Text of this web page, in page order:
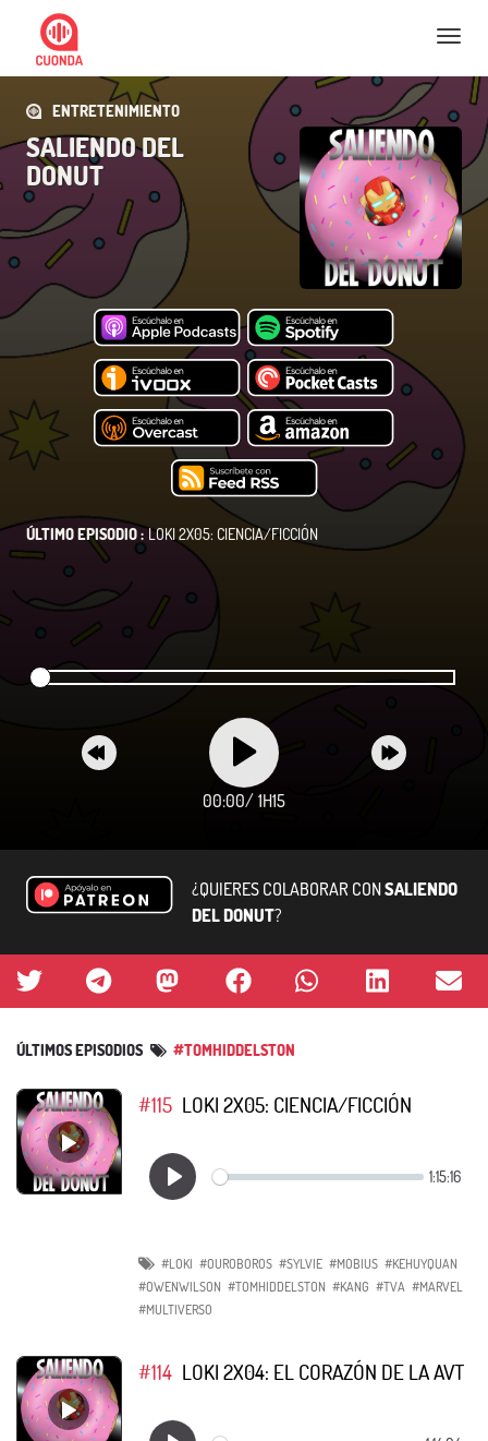
Nav
ENTRETENIMIENTO
SALIENDO DEL
DONUT
ÚLTIMO EPISODIO : LOKI 2X05: CIENCIA/FICCIÓN
00:00/ 1H15
¿QUIERES COLABORAR CONSALIENDO
DEL DONUT?
ÚLTIMOS EPISODIOS #TOMHIDDELSTON
#115 LOKI 2X05: CIENCIA/FICCIÓN
#LOKI #OUROBOROS #SYLVIE #MOBIUS #KEHUYQUAN
#OWENWILSON #TOMHIDDELSTON #KANG #TVA #MARVEL
#MULTIVERSO
#114 LOKI 2X04: EL CORAZÓN DE LA AVT